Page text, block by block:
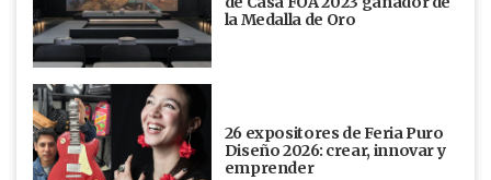
la Medalla de Oro
26 expositores de Feria Puro
Diseño 2026: crear, innovar y
emprender